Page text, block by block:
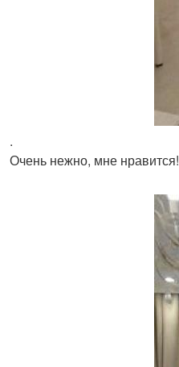
.
Очень нежно, мне нравится!